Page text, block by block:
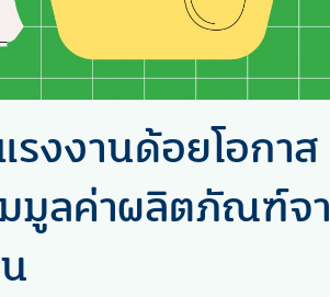
งงานด้อยโอกาส
มูลค่าผลิตภัณฑ์จา